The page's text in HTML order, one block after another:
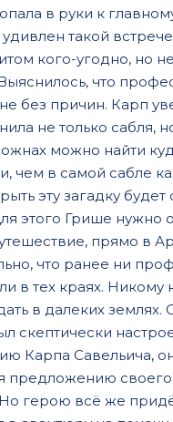
в руки к
такой
кого-угодно, но
что
без причин. Карп
не только сабля,
можно найти
чем в самой сабле
эту загадку будет
этого Грише нужно
прямо в
что ранее ни
в тех краях. Никому
в далеких землях.
скептически
Карпа Савельича,
предложению
герою всё же